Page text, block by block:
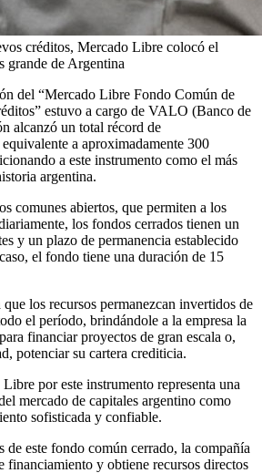
créditos, Mercado Libre colocó el
grande de Argentina
del “Mercado Libre Fondo Común de
estuvo a cargo de VALO (Banco de
alcanzó un total récord de
a aproximadamente 300
a este instrumento como el más
argentina.
comunes abiertos, que permiten a los
los fondos cerrados tienen un
y un plazo de permanencia establecido
el fondo tiene una duración de 15
los recursos permanezcan invertidos de
el período, brindándole a la empresa la
financiar proyectos de gran escala o,
potenciar su cartera crediticia.
por este instrumento representa una
mercado de capitales argentino como
sofisticada y confiable.
de este fondo común cerrado, la compañía
financiamiento y obtiene recursos directos